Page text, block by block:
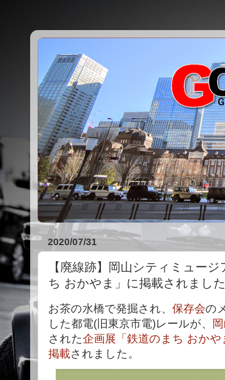
2020/07/31
【廃線跡】岡山シティミュー
ち おかやま」に掲載されまし
お茶の水橋で発掘され、 保存会の
した都電(旧東京市電)レールが、
された企画展「鉄道のまち おかや
掲載されました。